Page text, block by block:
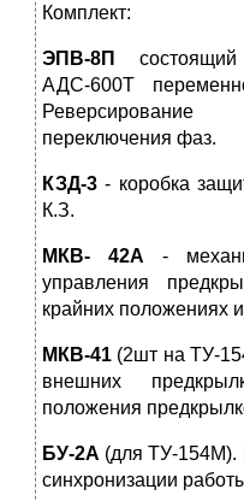
Комплект:
ЭПВ-8П
состоящий
АДС-600Т
переключения фаз.
КЗД-3 - коробка
К.З.
МКВ- 42А -
управления
крайних положениях
МКВ-41 (2шт на ТУ-
внешних
положения
БУ-2А (для ТУ-154М).
синхронизации